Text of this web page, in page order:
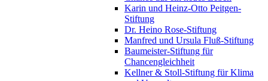
Karin und Heinz-Otto Peitgen-
Stiftung
Dr. Heino Rose-Stiftung
Manfred und Ursula Fluß-Stiftung
Baumeister-Stiftung für
Chancengleichheit
Kellner & Stoll-Stiftung für Klima